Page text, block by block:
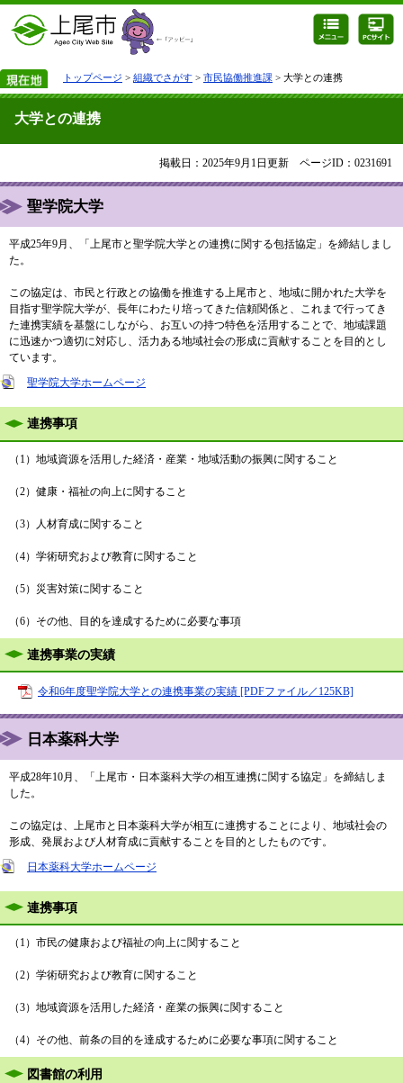
トップページ > 組織でさがす > 市民協働推進課 > 大学との連携
大学との連携
掲載日：2025年9月1日更新 ページID：0231691
聖学院大学
平成25年9月、「上尾市と聖学院大学との連携に関する包括協定」を締結しまし
た。
この協定は、市民と行政との協働を推進する上尾市と、地域に開かれた大学を
目指す聖学院大学が、長年にわたり培ってきた信頼関係と、これまで行ってき
た連携実績を基盤にしながら、お互いの持つ特色を活用することで、地域課題
に迅速かつ適切に対応し、活力ある地域社会の形成に貢献することを目的とし
ています。
聖学院大学ホームページ
連携事項
（1）地域資源を活用した経済・産業・地域活動の振興に関すること
（2）健康・福祉の向上に関すること
（3）人材育成に関すること
（4）学術研究および教育に関すること
（5）災害対策に関すること
（6）その他、目的を達成するために必要な事項
連携事業の実績
令和6年度聖学院大学との連携事業の実績 [PDFファイル／125KB]
日本薬科大学
平成28年10月、「上尾市・日本薬科大学の相互連携に関する協定」を締結しま
した。
この協定は、上尾市と日本薬科大学が相互に連携することにより、地域社会の
形成、発展および人材育成に貢献することを目的としたものです。
日本薬科大学ホームページ
連携事項
（1）市民の健康および福祉の向上に関すること
（2）学術研究および教育に関すること
（3）地域資源を活用した経済・産業の振興に関すること
（4）その他、前条の目的を達成するために必要な事項に関すること
図書館の利用